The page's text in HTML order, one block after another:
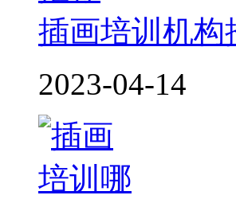
插画培训机构
2023-04-14